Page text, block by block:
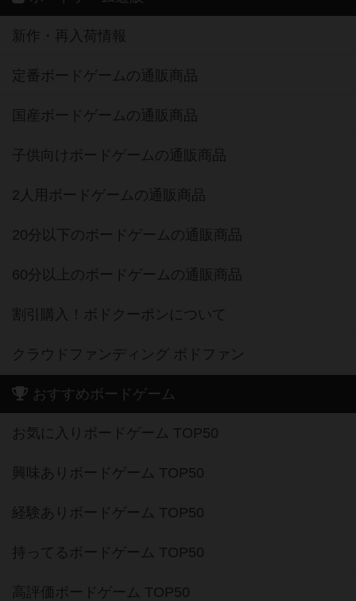
新作・再入荷情報
定番ボードゲームの通販商品
国産ボードゲームの通販商品
子供向けボードゲームの通販商品
2人用ボードゲームの通販商品
20分以下のボードゲームの通販商品
60分以上のボードゲームの通販商品
割引購入！ボドクーポンについて
クラウドファンディング ボドファン
おすすめボードゲーム
お気に入りボードゲーム TOP50
興味ありボードゲーム TOP50
経験ありボードゲーム TOP50
持ってるボードゲーム TOP50
高評価ボードゲーム TOP50